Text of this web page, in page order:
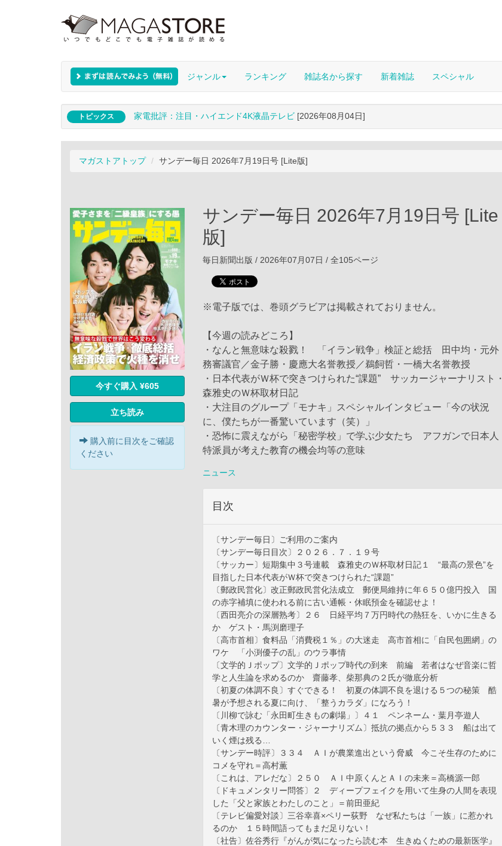
ジャンル ランキング 雑誌名から探す 新着雑誌 スペシャル
トピックス 家電批評：注目・ハイエンド4K液晶テレビ [2026年08月04日]
マガストアトップ サンデー毎日 2026年7月19日号 [Lite版]
今すぐ購入 ¥605
立ち読み
購入前に目次をご確認
ください
サンデー毎日 2026年7月19日号 [Lite
版]
毎日新聞出版 / 2026年07月07日 / 全105ページ
※電子版では、巻頭グラビアは掲載されておりません。
【今週の読みどころ】
・なんと無意味な殺戮！ 「イラン戦争」検証と総括 田中均・元外
務審議官／金子勝・慶應大名誉教授／鵜飼哲・一橋大名誉教授
・日本代表がＷ杯で突きつけられた“課題” サッカージャーナリスト・
森雅史のＷ杯取材日記
・大注目のグループ「モナキ」スペシャルインタビュー「今の状況
に、僕たちが一番驚いています（笑）」
・恐怖に震えながら「秘密学校」で学ぶ少女たち アフガンで日本人
特派員が考えた教育の機会均等の意味
ニュース
目次
〔サンデー毎日〕ご利用のご案内
〔サンデー毎日目次〕２０２６．７．１９号
〔サッカー〕短期集中３号連載 森雅史のＷ杯取材日記１ “最高の景色”を
目指した日本代表がＷ杯で突きつけられた“課題”
〔郵政民営化〕改正郵政民営化法成立 郵便局維持に年６５０億円投入 国
の赤字補填に使われる前に古い通帳・休眠預金を確認せよ！
〔西田亮介の深層熟考〕２６ 日経平均７万円時代の熱狂を、いかに生きる
か ゲスト・馬渕磨理子
〔高市首相〕食料品「消費税１％」の大迷走 高市首相に「自民包囲網」の
ワケ 「小渕優子の乱」のウラ事情
〔文学的Ｊポップ〕文学的Ｊポップ時代の到来 前編 若者はなぜ音楽に哲
学と人生論を求めるのか 齋藤孝、柴那典の２氏が徹底分析
〔初夏の体調不良〕すぐできる！ 初夏の体調不良を退ける５つの秘策 酷
暑が予想される夏に向け、「整うカラダ」になろう！
〔川柳で詠む「永田町生きもの劇場」〕４１ ペンネーム・葉月亭遊人
〔青木理のカウンター・ジャーナリズム〕抵抗の拠点から５３３ 船は出て
いく煙は残る…
〔サンデー時評〕３３４ ＡＩが農業進出という脅威 今こそ生存のために
コメを守れ＝高村薫
〔これは、アレだな〕２５０ ＡＩ中原くんとＡＩの未来＝高橋源一郎
〔ドキュメンタリー問答〕２ ディープフェイクを用いて生身の人間を表現
した「父と家族とわたしのこと」＝前田亜紀
〔テレビ偏愛対談〕三谷幸喜×ペリー荻野 なぜ私たちは「一族」に惹かれ
るのか １５時間語ってもまだ足りない！
〔社告〕佐谷秀行『がんが気になったら読む本 生きぬくための最新医学』